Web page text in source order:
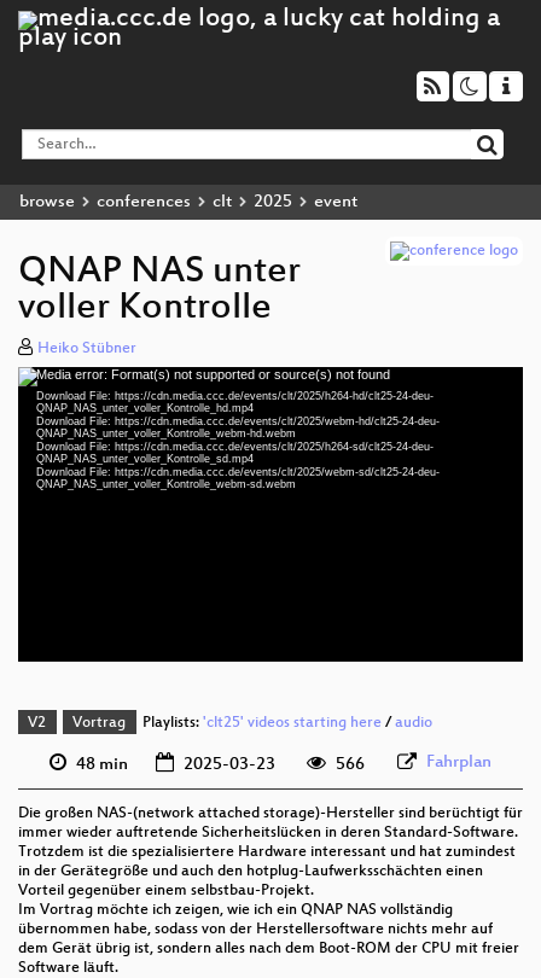
browse conferences clt 2025 event
QNAP NAS unter
voller Kontrolle
Heiko Stübner
Video
Player
Media error: Format(s) not supported or source(s) not found
Download File: https://cdn.media.ccc.de/events/clt/2025/h264-hd/clt25-24-deu-
QNAP_NAS_unter_voller_Kontrolle_hd.mp4
Download File: https://cdn.media.ccc.de/events/clt/2025/webm-hd/clt25-24-deu-
QNAP_NAS_unter_voller_Kontrolle_webm-hd.webm
Download File: https://cdn.media.ccc.de/events/clt/2025/h264-sd/clt25-24-deu-
QNAP_NAS_unter_voller_Kontrolle_sd.mp4
Download File: https://cdn.media.ccc.de/events/clt/2025/webm-sd/clt25-24-deu-
QNAP_NAS_unter_voller_Kontrolle_webm-sd.webm
V2 Vortrag Playlists: 'clt25' videos starting here/ audio
48 min 2025-03-23 566 Fahrplan
Die großen NAS-(network attached storage)-Hersteller sind berüchtigt für
immer wieder auftretende Sicherheitslücken in deren Standard-Software.
Trotzdem ist die spezialisiertere Hardware interessant und hat zumindest
in der Gerätegröße und auch den hotplug-Laufwerksschächten einen
Vorteil gegenüber einem selbstbau-Projekt.
Im Vortrag möchte ich zeigen, wie ich ein QNAP NAS vollständig
übernommen habe, sodass von der Herstellersoftware nichts mehr auf
dem Gerät übrig ist, sondern alles nach dem Boot-ROM der CPU mit freier
Software läuft.